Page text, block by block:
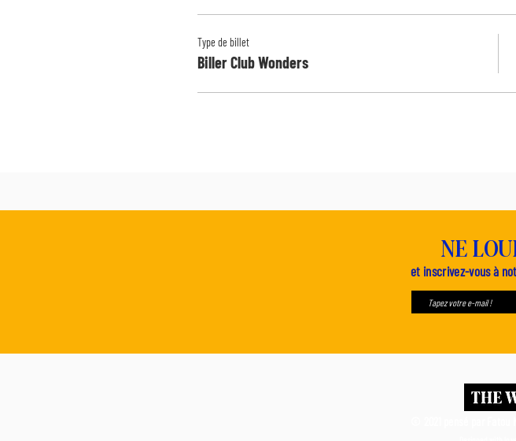
Type de billet
Biller Club Wonders
NE
et inscrivez-vous à